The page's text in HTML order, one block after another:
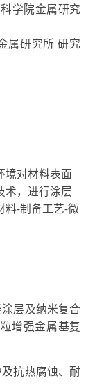
学院金属研究
研究所 研究
对材料表面
术，进行涂层
料-制备工艺-微
层及纳米复合
增强金属基复
抗热腐蚀、耐